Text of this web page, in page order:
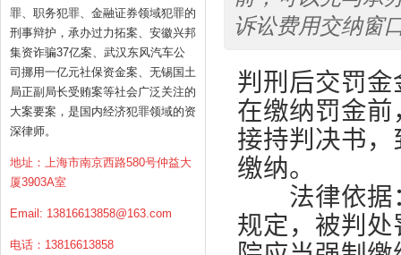
罪、职务犯罪、金融证券领域犯罪的
刑事辩护，承办过力拓案、安徽兴邦
集资诈骗37亿案、武汉东风汽车公
司挪用一亿元社保资金案、无锡国土
局正副局长受贿案等社会广泛关注的
大案要案，是国内经济犯罪领域的资
深律师。
地址：上海市南京西路580号仲益大
厦3903A室
Email: 13816613858@163.com
电话：13816613858
诉讼费用交纳窗
判刑后交罚
在缴纳罚金
接持判决书
缴纳。
法律依据：
规定，被判